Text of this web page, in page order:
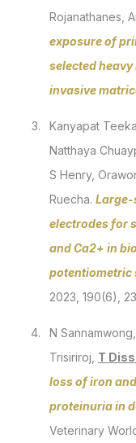
Rojanathanes,
exposure of
selected
invasive
Kanyapat
Natthaya
S Henry,
Ruecha.
electrodes for
and Ca2+ in
potentiometric
2023, 190(6),
N
Trisiriroj, T
loss of iron
proteinuria in
Veterinary